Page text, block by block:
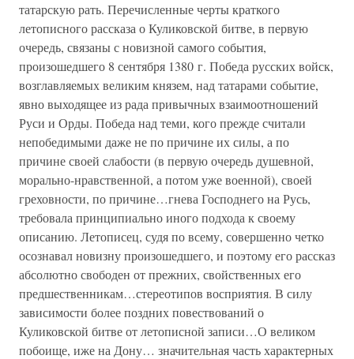
татарскую рать. Перечисленные черты краткого
летописного рассказа о Куликовской битве, в первую
очередь, связаны с новизной самого события,
произошедшего 8 сентября 1380 г. Победа русских войск,
возглавляемых великим князем, над татарами событие,
явно выходящее из рада привычных взаимоотношений
Руси и Орды. Победа над теми, кого прежде считали
непобедимыми даже не по причине их силы, а по
причине своей слабости (в первую очередь душевной,
морально-нравственной, а потом уже военной), своей
греховности, по причине…гнева Господнего на Русь,
требовала принципиально иного подхода к своему
описанию. Летописец, судя по всему, совершенно четко
осознавал новизну произошедшего, и поэтому его рассказ
абсолютно свободен от прежних, свойственных его
предшественникам…стереотипов восприятия. В силу
зависимости более поздних повествований о
Куликовской битве от летописной записи…О великом
побоище, иже на Дону… значительная часть характерных